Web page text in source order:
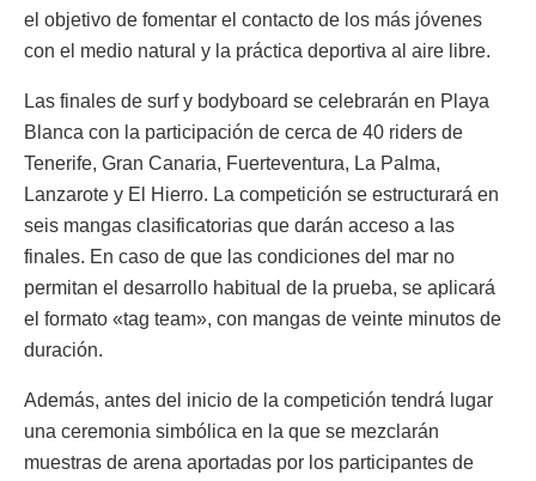
el objetivo de fomentar el contacto de los más jóvenes
con el medio natural y la práctica deportiva al aire libre.
Las finales de surf y bodyboard se celebrarán en Playa
Blanca con la participación de cerca de 40 riders de
Tenerife, Gran Canaria, Fuerteventura, La Palma,
Lanzarote y El Hierro. La competición se estructurará en
seis mangas clasificatorias que darán acceso a las
finales. En caso de que las condiciones del mar no
permitan el desarrollo habitual de la prueba, se aplicará
el formato «tag team», con mangas de veinte minutos de
duración.
Además, antes del inicio de la competición tendrá lugar
una ceremonia simbólica en la que se mezclarán
muestras de arena aportadas por los participantes de